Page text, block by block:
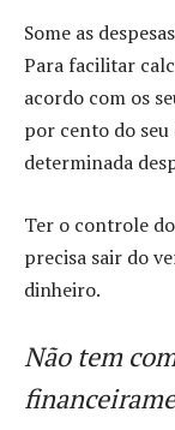
Some as
Para facilitar
acordo com os
por cento do
determinada
Ter o controle
precisa sair do
dinheiro.
Não tem